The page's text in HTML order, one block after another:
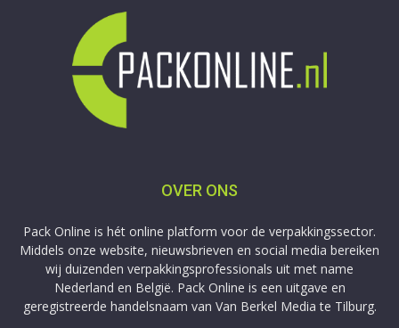
OVER ONS
Pack Online is hét online platform voor de verpakkingssector.
Middels onze website, nieuwsbrieven en social media bereiken
wij duizenden verpakkingsprofessionals uit met name
Nederland en België. Pack Online is een uitgave en
geregistreerde handelsnaam van Van Berkel Media te Tilburg.